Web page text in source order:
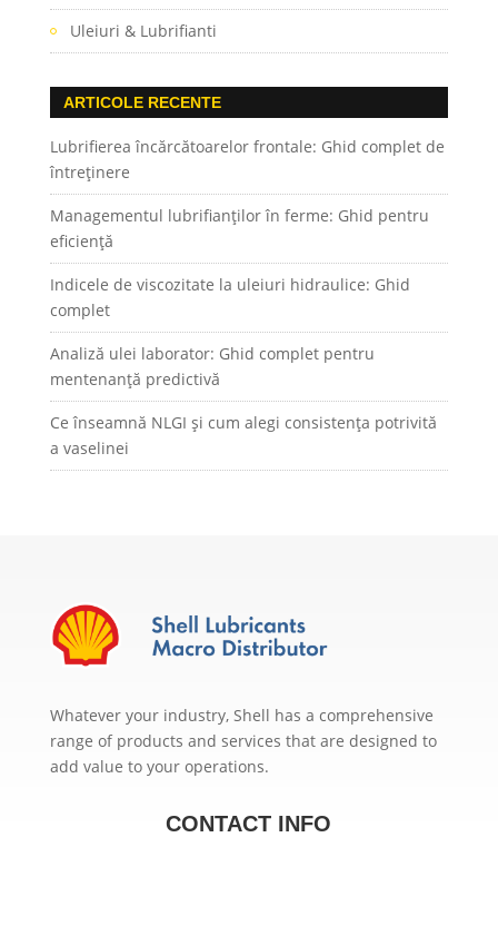
Uleiuri & Lubrifianti
ARTICOLE RECENTE
Lubrifierea încărcătoarelor frontale: Ghid complet de
întreținere
Managementul lubrifianților în ferme: Ghid pentru
eficiență
Indicele de viscozitate la uleiuri hidraulice: Ghid
complet
Analiză ulei laborator: Ghid complet pentru
mentenanță predictivă
Ce înseamnă NLGI și cum alegi consistența potrivită
a vaselinei
Whatever your industry, Shell has a comprehensive
range of products and services that are designed to
add value to your operations.
CONTACT INFO